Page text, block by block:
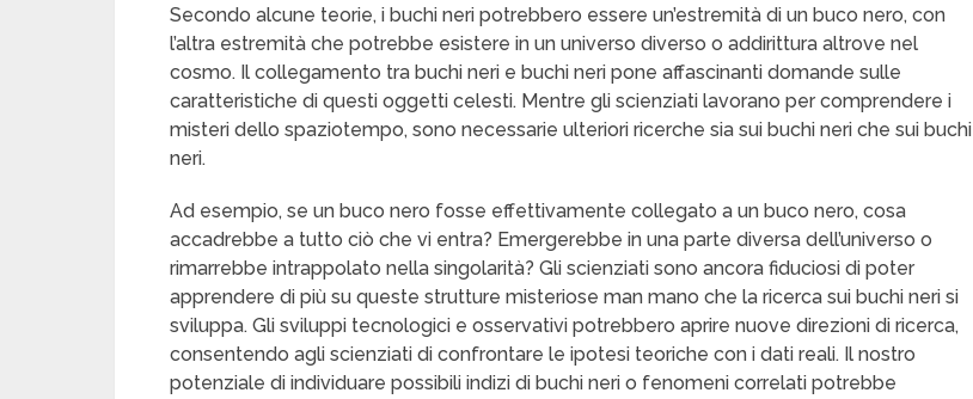
Secondo alcune teorie, i buchi neri potrebbero essere un’estremità di un buco nero, con
l’altra estremità che potrebbe esistere in un universo diverso o addirittura altrove nel
cosmo. Il collegamento tra buchi neri e buchi neri pone affascinanti domande sulle
caratteristiche di questi oggetti celesti. Mentre gli scienziati lavorano per comprendere i
misteri dello spaziotempo, sono necessarie ulteriori ricerche sia sui buchi neri che sui buchi
neri.
Ad esempio, se un buco nero fosse effettivamente collegato a un buco nero, cosa
accadrebbe a tutto ciò che vi entra? Emergerebbe in una parte diversa dell’universo o
rimarrebbe intrappolato nella singolarità? Gli scienziati sono ancora fiduciosi di poter
apprendere di più su queste strutture misteriose man mano che la ricerca sui buchi neri si
sviluppa. Gli sviluppi tecnologici e osservativi potrebbero aprire nuove direzioni di ricerca,
consentendo agli scienziati di confrontare le ipotesi teoriche con i dati reali. Il nostro
potenziale di individuare possibili indizi di buchi neri o fenomeni correlati potrebbe